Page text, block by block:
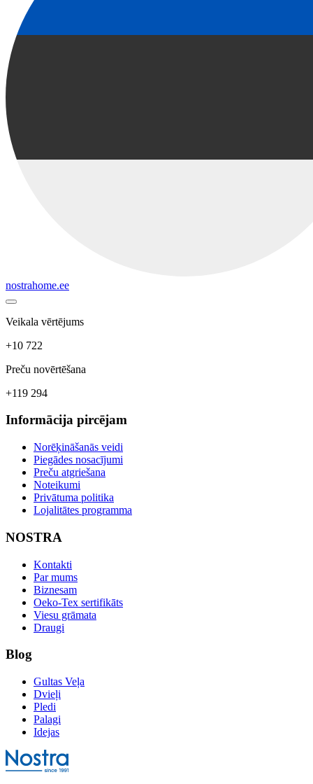
nostrahome.ee
Veikala vērtējums
+10 722
Preču novērtēšana
+119 294
Informācija pircējam
Norēķināšanās veidi
Piegādes nosacījumi
Preču atgriešana
Noteikumi
Privātuma politika
Lojalitātes programma
NOSTRA
Kontakti
Par mums
Biznesam
Oeko-Tex sertifikāts
Viesu grāmata
Draugi
Blog
Gultas Veļa
Dvieļi
Pledi
Palagi
Idejas